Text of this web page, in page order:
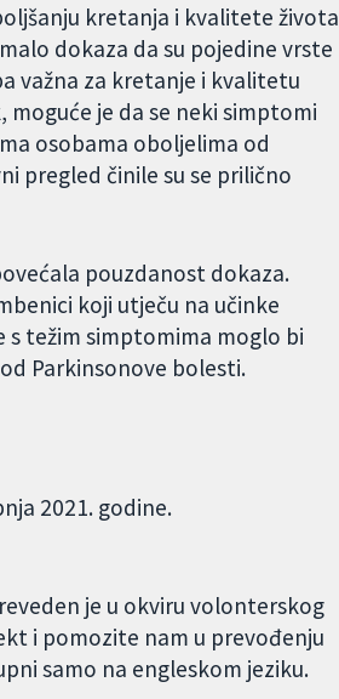
kretanja i kvalitete života
dokaza da su pojedine vrste
važna za kretanje i kvalitetu
je da se neki simptomi
osobama oboljelima od
pregled činile su se prilično
pouzdanost dokaza.
koji utječu na učinke
s težim simptomima moglo bi
Parkinsonove bolesti.
2021. godine.
je u okviru volonterskog
i pomozite nam u prevođenju
samo na engleskom jeziku.